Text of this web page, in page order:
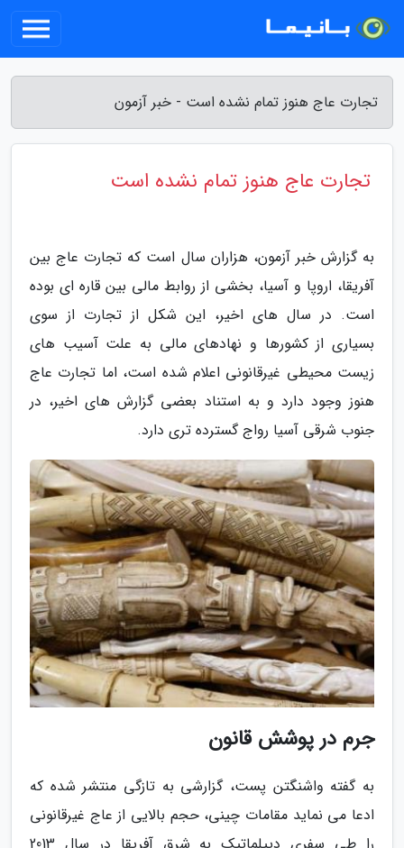
تجارت عاج هنوز تمام نشده است - خبر آزمون
تجارت عاج هنوز تمام نشده است
به گزارش خبر آزمون، هزاران سال است که تجارت عاج بین
آفریقا، اروپا و آسیا، بخشی از روابط مالی بین قاره ای بوده
است. در سال های اخیر، این شکل از تجارت از سوی
بسیاری از کشورها و نهادهای مالی به علت آسیب های
زیست محیطی غیرقانونی اعلام شده است، اما تجارت عاج
هنوز وجود دارد و به استناد بعضی گزارش های اخیر، در
جنوب شرقی آسیا رواج گسترده تری دارد.
جرم در پوشش قانون
به گفته واشنگتن پست، گزارشی به تازگی منتشر شده که
ادعا می نماید مقامات چینی، حجم بالایی از عاج غیرقانونی